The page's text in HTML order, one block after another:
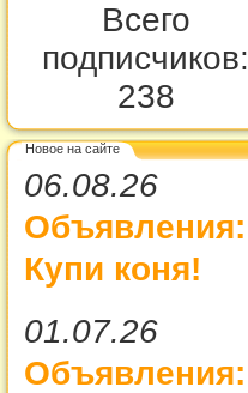
Всего
подписчиков:
238
Новое на сайте
06.08.26
Объявления:
Купи коня!
01.07.26
Объявления: